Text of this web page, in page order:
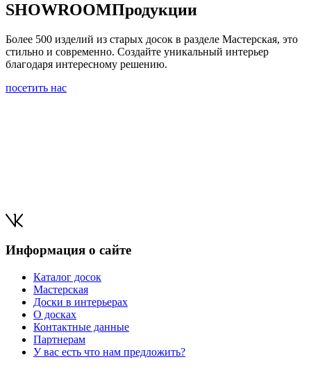
SHOWROOMПродукции
Более 500 изделий из старых досок в разделе Мастерская, это
стильно и современно. Создайте уникальный интерьер
благодаря интересному решению.
посетить нас
Информация о сайте
Каталог досок
Мастерская
Доски в интерьерах
О досках
Контактные данные
Партнерам
У вас есть что нам предложить?